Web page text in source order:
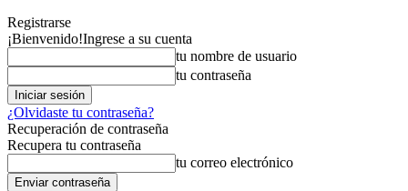
Registrarse
¡Bienvenido!Ingrese a su cuenta
tu nombre de usuario
tu contraseña
¿Olvidaste tu contraseña?
Recuperación de contraseña
Recupera tu contraseña
tu correo electrónico